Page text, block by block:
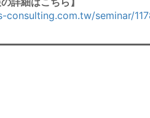
consulting.com.tw/seminar/